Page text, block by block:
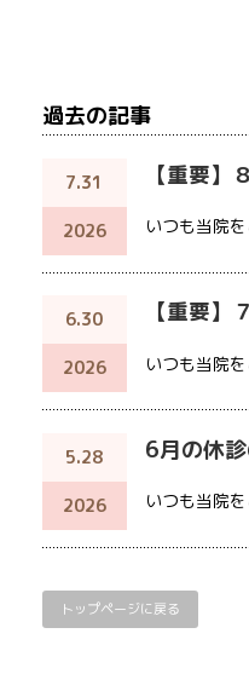
過去の記事
7.31
2026
【重要】
いつも当院
6.30
2026
【重要
いつも当院
5.28
2026
6月の休
いつも当院
トップページに戻る